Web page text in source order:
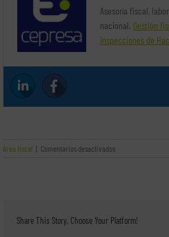
Asesoría fiscal,
nacional. Gestión
inspecciones de
Área fiscal | Comentarios desactivadosen
de
Share This Story, Choose Your Platform!